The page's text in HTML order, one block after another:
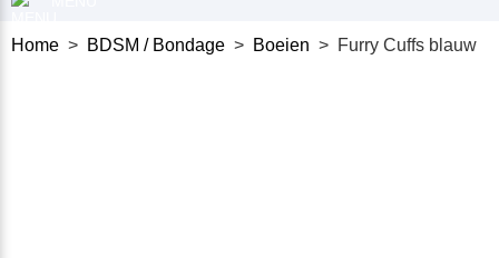
Home > BDSM / Bondage > Boeien > Furry Cuffs blauw